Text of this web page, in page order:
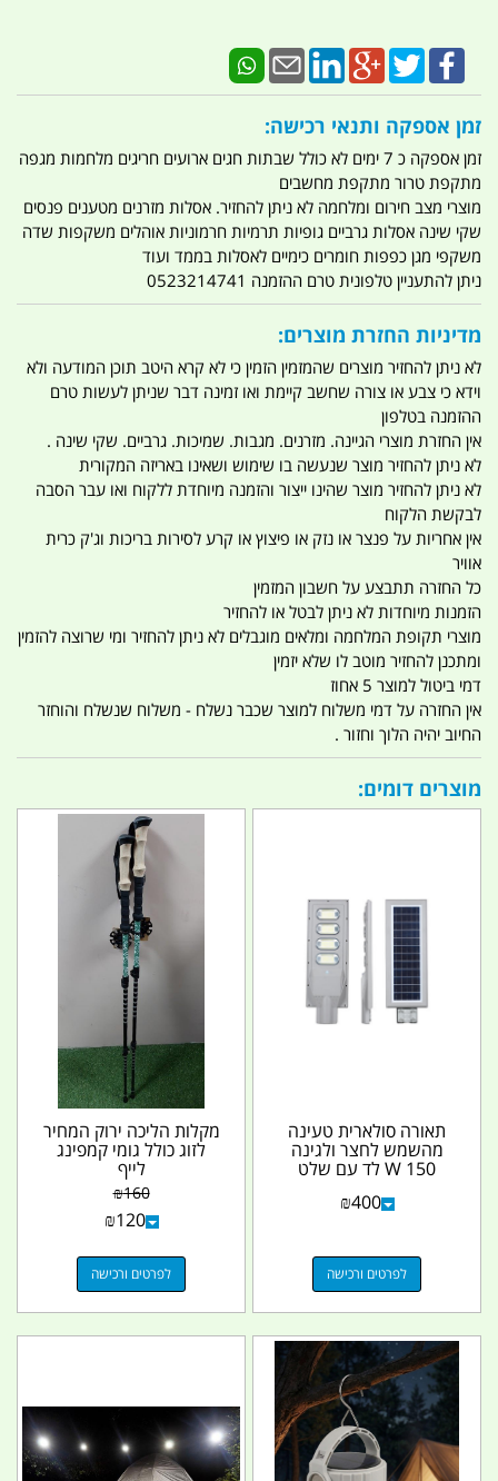
זמן אספקה ותנאי רכישה:
זמן אספקה כ 7 ימים לא כולל שבתות חגים ארועים חריגים מלחמות מגפה
מתקפת טרור מתקפת מחשבים
מוצרי מצב חירום ומלחמה לא ניתן להחזיר. אסלות מזרנים מטענים פנסים
שקי שינה אסלות גרביים גופיות תרמיות חרמוניות אוהלים משקפות שדה
משקפי מגן כפפות חומרים כימיים לאסלות בממד ועוד
ניתן להתעניין טלפונית טרם ההזמנה 0523214741
מדיניות החזרת מוצרים:
לא ניתן להחזיר מוצרים שהמזמין הזמין כי לא קרא היטב תוכן המודעה ולא
וידא כי צבע או צורה שחשב קיימת ואו זמינה דבר שניתן לעשות טרם
ההזמנה בטלפון
אין החזרת מוצרי הגיינה. מזרנים. מגבות. שמיכות. גרביים. שקי שינה .
לא ניתן להחזיר מוצר שנעשה בו שימוש ושאינו באריזה המקורית
לא ניתן להחזיר מוצר שהינו ייצור והזמנה מיוחדת ללקוח ואו עבר הסבה
לבקשת הלקוח
אין אחריות על פנצר או נזק או פיצוץ או קרע לסירות בריכות וג'ק כרית
אוויר
כל החזרה תתבצע על חשבון המזמין
הזמנות מיוחדות לא ניתן לבטל או להחזיר
מוצרי תקופת המלחמה ומלאים מוגבלים לא ניתן להחזיר ומי שרוצה להזמין
ומתכנן להחזיר מוטב לו שלא יזמין
דמי ביטול למוצר 5 אחוז
אין החזרה על דמי משלוח למוצר שכבר נשלח - משלוח שנשלח והוחזר
החיוב יהיה הלוך וחזור .
מוצרים דומים:
תאורה סולארית טעינה
מהשמש לחצר ולגינה
150 W לד עם שלט
אבטחה...
₪400
לפרטים ורכישה
מקלות הליכה ירוק המחיר
לזוג כולל גומי קמפינג
לייף
₪160
₪120
לפרטים ורכישה